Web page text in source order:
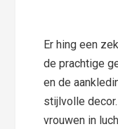
Er hing een
de prachtige
en de
stijlvolle
vrouwen in